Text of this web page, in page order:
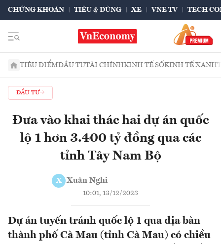
CHỨNG KHOÁN TIÊU & DÙNG XE VNE TV TECH
TIÊU ĐIỂMĐẦU TƯTÀI CHÍNHKINH TẾ SỐKINH TẾ XANH
ĐẦU TƯ
Đưa vào khai thác hai dự án quốc
lộ 1 hơn 3.400 tỷ đồng qua các
tỉnh Tây Nam Bộ
X Xuân Nghi
10:01, 13/12/2023
Dự án tuyến tránh quốc lộ 1 qua địa bàn
thành phố Cà Mau (tỉnh Cà Mau) có chiều